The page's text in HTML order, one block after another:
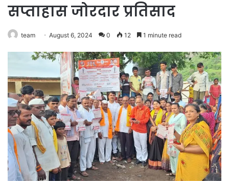
सप्ताहास जोरदार प्रतिसाद
team August 6, 2024 0 12 1 minute read